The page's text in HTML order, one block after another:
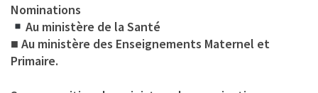
Nominations
Au ministère de la Santé
■ Au ministère des Enseignements Maternel et
Primaire.